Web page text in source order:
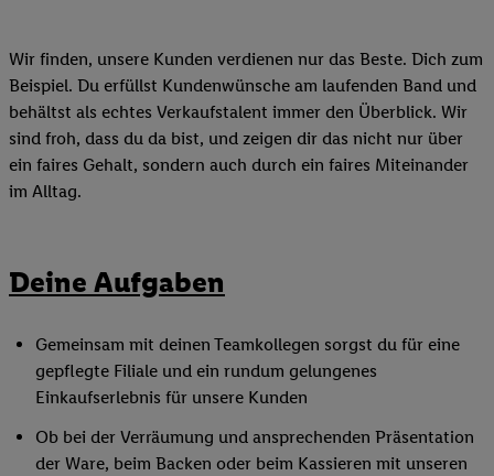
Wir finden, unsere Kunden verdienen nur das Beste. Dich zum
Beispiel. Du erfüllst Kundenwünsche am laufenden Band und
behältst als echtes Verkaufstalent immer den Überblick. Wir
sind froh, dass du da bist, und zeigen dir das nicht nur über
ein faires Gehalt, sondern auch durch ein faires Miteinander
im Alltag.
Deine Aufgaben
Gemeinsam mit deinen Teamkollegen sorgst du für eine
gepflegte Filiale und ein rundum gelungenes
Einkaufserlebnis für unsere Kunden
Ob bei der Verräumung und ansprechenden Präsentation
der Ware, beim Backen oder beim Kassieren mit unseren